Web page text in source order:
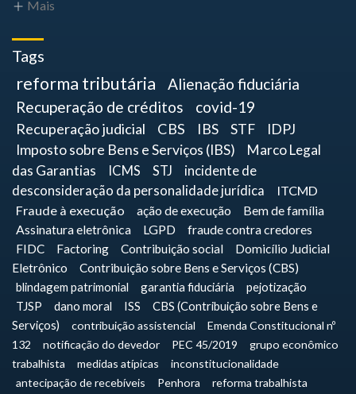
Mais
Tags
reforma tributária
Alienação fiduciária
Recuperação de créditos
covid-19
Recuperação judicial CBS IBS STF
IDPJ
Imposto sobre Bens e Serviços (IBS)
Marco Legal
das Garantias
ICMS STJ
incidente de
desconsideração da personalidade jurídica
ITCMD
Fraude à execução
ação de execução
Bem de família
Assinatura eletrônica
LGPD fraude contra credores
FIDC Factoring Contribuição social
Domicílio Judicial
Eletrônico
Contribuição sobre Bens e Serviços (CBS)
blindagem patrimonial
garantia fiduciária
pejotização
TJSP
dano moral ISS
CBS (Contribuição sobre Bens e
Serviços)
contribuição assistencial
Emenda Constitucional nº
132
notificação do devedor PEC 45/2019
grupo econômico
trabalhista
medidas atípicas
inconstitucionalidade
antecipação de recebíveis
Penhora
reforma trabalhista